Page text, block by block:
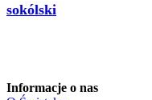
sokólski
Informacje o nas